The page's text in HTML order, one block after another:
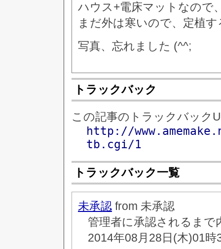
ハウス+電床マットなので
まだ外は寒いので、定植
写真、忘れました (^^;
トラックバック
この記事のトラックバック
http://
tb.cgi/1
トラックバック一覧
未承認 from 未承認
管理者に承認されるま
2014年08月28日(木)01時